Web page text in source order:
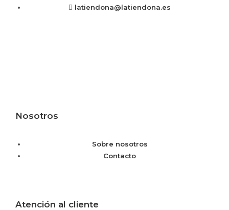
latiendona@latiendona.es
Nosotros
Sobre nosotros
Contacto
Atención al cliente